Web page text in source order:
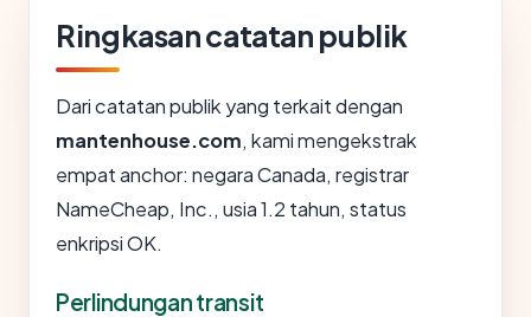
Ringkasan catatan publik
Dari catatan publik yang terkait dengan
mantenhouse.com, kami mengekstrak
empat anchor: negara Canada, registrar
NameCheap, Inc., usia 1.2 tahun, status
enkripsi OK.
Perlindungan transit